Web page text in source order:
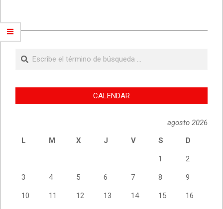
18
Buscar
CALENDAR
agosto 2026
L
M X J V S D
1 2
3 4 5 6 7 8 9
10 11 12 13 14 15 16